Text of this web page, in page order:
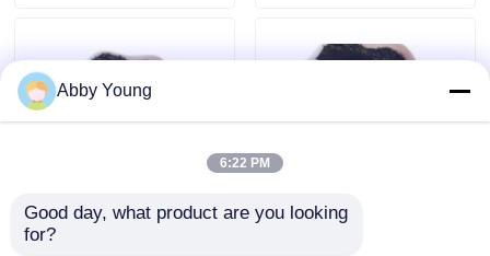
Fälle
Natürlicher Lamellengraphit
Pulver-Graphitpulver
Abby Young
6:22 PM
Good day, what product are you looking
for?